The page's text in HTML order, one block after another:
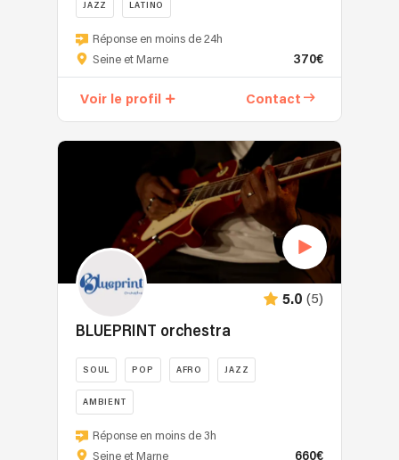
JAZZ LATINO
Oncle
Ben
clavier
cours
d’orgue
de
Cours
technique
vocale
puis
du
Réponse en moins de 24h
Seine et Marne
370€
Voir le profil Contact
5.0 (5)
BLUEPRINT orchestra
SOUL POP AFRO JAZZ
AMBIENT
BLUEPRINT
Orchestra
Réponse en moins de 3h
Seine et Marne
660€